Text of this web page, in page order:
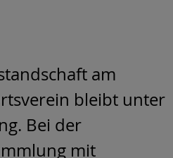
am
bleibt unter
Bei der
mit